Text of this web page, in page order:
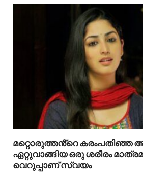
മറ്റൊരുത്തൻ്റെ കരംപതിഞ്ഞ
ഏറ്റുവാങ്ങിയ ഒരു ശരീരം
വെറുപ്പാണ് സ്വയം